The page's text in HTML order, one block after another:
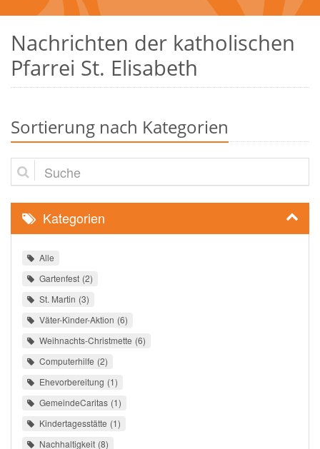
Nachrichten der katholischen
Pfarrei St. Elisabeth
Sortierung nach Kategorien
Suche
Kategorien
Alle
Gartenfest 2
St. Martin 3
Väter-Kinder-Aktion 6
Weihnachts-Christmette 6
Computerhilfe 2
Ehevorbereitung 1
GemeindeCaritas 1
Kindertagesstätte 1
Nachhaltigkeit 8